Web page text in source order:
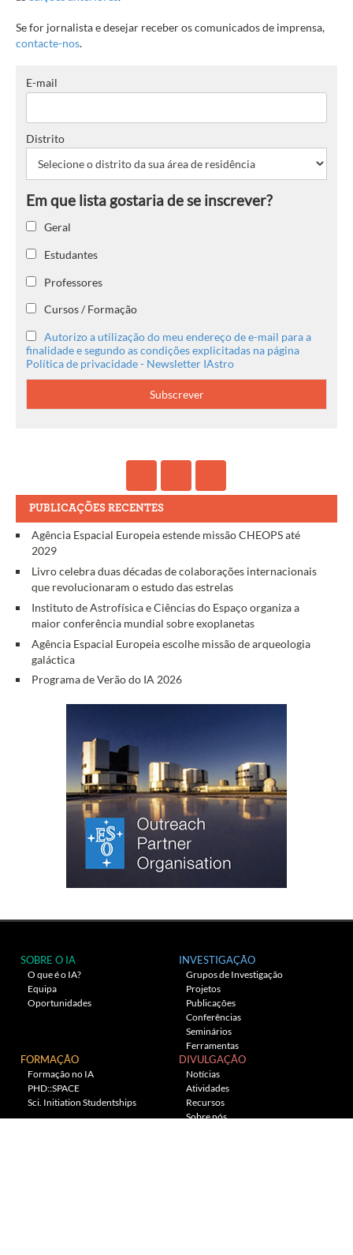
Se for jornalista e desejar receber os comunicados de imprensa,
contacte-nos.
E-mail
Distrito
Geral
Estudantes
Professores
Cursos / Formação
Autorizo a utilização do meu endereço de e-mail para a
finalidade e segundo as condições explicitadas na página
Política de privacidade - Newsletter IAstro
PUBLICAÇÕES RECENTES
Agência Espacial Europeia estende missão CHEOPS até
2029
Livro celebra duas décadas de colaborações internacionais
que revolucionaram o estudo das estrelas
Instituto de Astrofísica e Ciências do Espaço organiza a
maior conferência mundial sobre exoplanetas
Agência Espacial Europeia escolhe missão de arqueologia
galáctica
Programa de Verão do IA 2026
SOBRE O IA
O que é o IA?
Equipa
Oportunidades
INVESTIGAÇÃO
Grupos de Investigação
Projetos
Publicações
Conferências
Seminários
Ferramentas
FORMAÇÃO
Formação no IA
PHD::SPACE
Sci. Initiation Studentships
DIVULGAÇÃO
Notícias
Atividades
Recursos
Sobre nós